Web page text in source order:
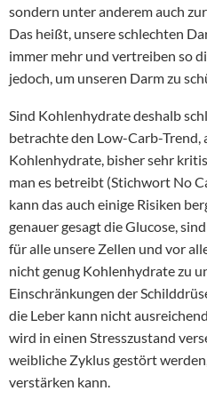
sondern unter anderem auch
Das heißt, unsere schlechten
immer mehr und vertreiben so
jedoch, um unseren Darm zu
Sind Kohlenhydrate deshalb
betrachte den Low-Carb-Trend,
Kohlenhydrate, bisher sehr
man es betreibt (Stichwort No
kann das auch einige Risiken
genauer gesagt die Glucose,
für alle unsere Zellen und vor
nicht genug Kohlenhydrate zu
Einschränkungen der
die Leber kann nicht
wird in einen Stresszustand
weibliche Zyklus gestört
verstärken kann.